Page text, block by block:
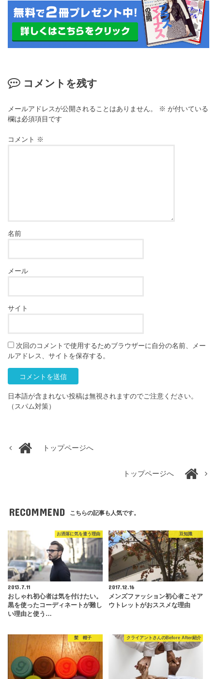
コメントを残す
メールアドレスが公開されることはありません。 ※ が付いている
欄は必須項目です
コメント ※
名前
メール
サイト
次回のコメントで使用するためブラウザーに自分の名前、メー
ルアドレス、サイトを保存する。
日本語が含まれない投稿は無視されますのでご注意ください。
（スパム対策）
トップページへ
トップページへ
RECOMMEND こちらの記事も人気です。
お洒落に気を遣う理由
2013.7.11
おしゃれ初心者は気を付けたい。
黒を使ったコーディネートが難し
い理由と使う…
豆知識
2017.12.16
メンズファッション初心者こそア
ウトレットがおススメな理由
髪 帽子 クライアントさんのBefore After紹介